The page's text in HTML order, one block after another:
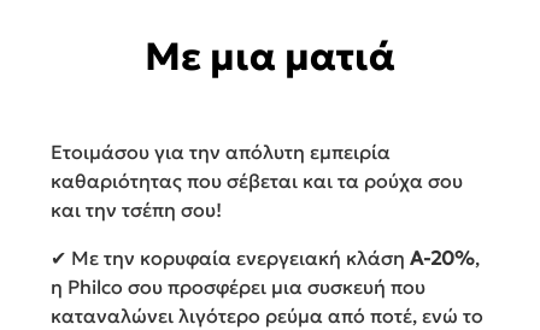
Με μια ματιά
Ετοιμάσου για την απόλυτη εμπειρία
καθαριότητας που σέβεται και τα ρούχα σου
και την τσέπη σου!
✔ Με την κορυφαία ενεργειακή κλάση Α-20%,
η Philco σου προσφέρει μια συσκευή που
καταναλώνει λιγότερο ρεύμα από ποτέ, ενώ το